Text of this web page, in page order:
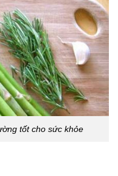
tốt cho sức khỏe